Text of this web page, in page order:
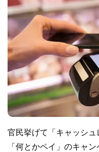
官民挙げて「キャッシュ
「何とかペイ」のキャ